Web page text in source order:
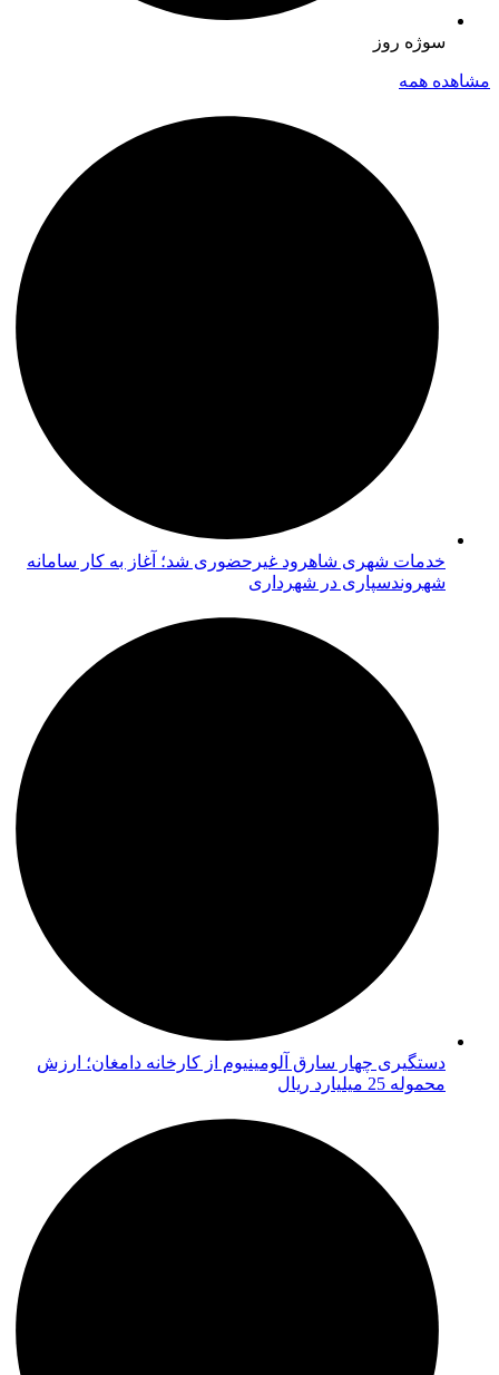
سوژه روز
مشاهده همه
خدمات شهری شاهرود غیرحضوری شد؛ آغاز به کار سامانه
شهروندسپاری در شهرداری
دستگیری چهار سارق آلومینیوم از کارخانه دامغان؛ ارزش
محموله 25 میلیارد ریال